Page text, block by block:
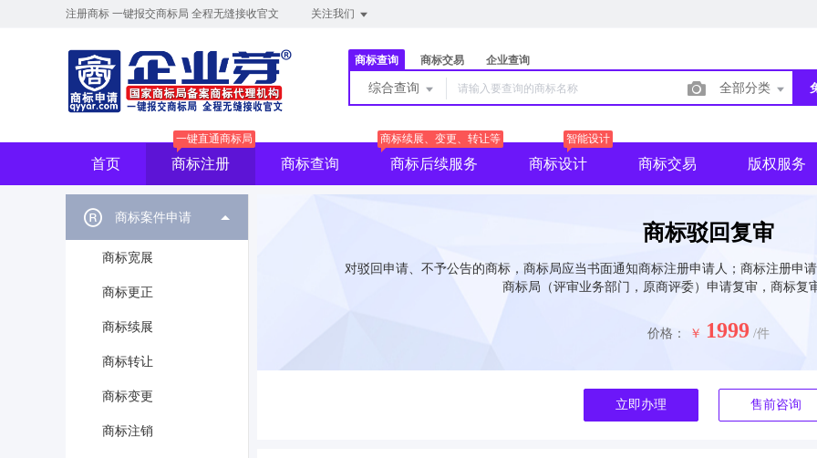
注册商标 一键报交商标局 全程无缝接收官文 关注我们
商标查询 商标交易 企业查询
综合查询 全部分类
首页 商标注册
一键直通商标局
商标查询 商标后续服务
商标续展、变更、转让等
商标设计
智能设计
商标交易 版权服务
商标案件申请
商标宽展
商标更正
商标续展
商标转让
商标变更
商标注销
商标驳回复审
对驳回申请、不予公告的商标，商标局应当书面通知商标注册申请人；商标注册申
商标局（评审业务部门，原商评委）申请复审，商标复
价格： ￥ 1999 /件
立即办理 售前咨询